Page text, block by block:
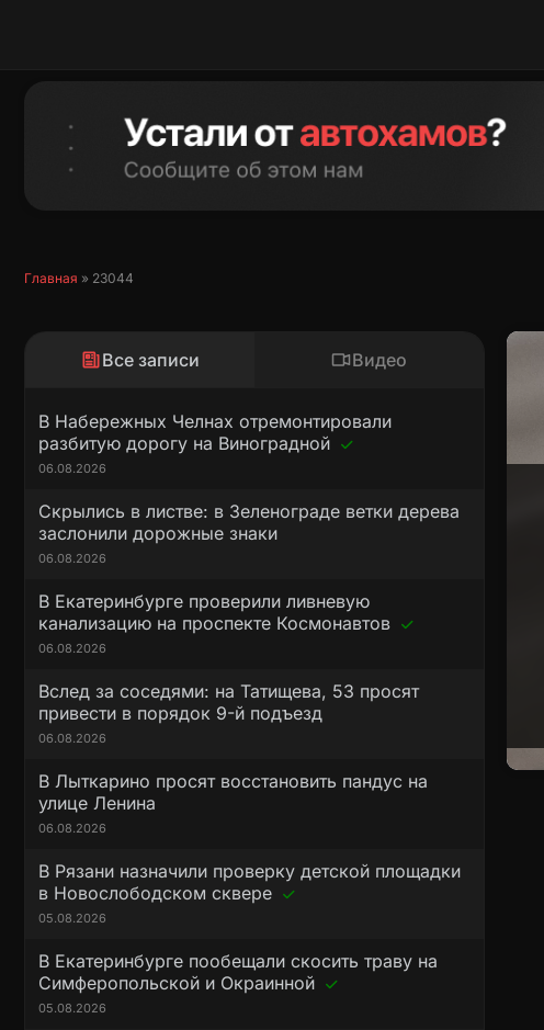
Главная » 23044
Все записи Видео
В Набережных Челнах отремонтировали
разбитую дорогу на Виноградной
06.08.2026
Скрылись в листве: в Зеленограде ветки дерева
заслонили дорожные знаки
06.08.2026
В Екатеринбурге проверили ливневую
канализацию на проспекте Космонавтов
06.08.2026
Вслед за соседями: на Татищева, 53 просят
привести в порядок 9-й подъезд
06.08.2026
В Лыткарино просят восстановить пандус на
улице Ленина
06.08.2026
В Рязани назначили проверку детской площадки
в Новослободском сквере
05.08.2026
В Екатеринбурге пообещали скосить траву на
Симферопольской и Окраинной
05.08.2026